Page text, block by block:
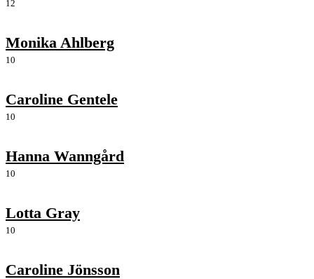
12
Monika Ahlberg
10
Caroline Gentele
10
Hanna Wanngård
10
Lotta Gray
10
Caroline Jönsson